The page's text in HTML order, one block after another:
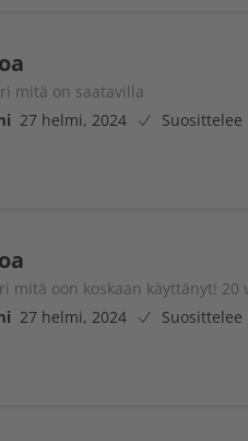
mitä on saatavilla
27 helmi, 2024 Suosittelee
mitä oon koskaan käyttänyt!
27 helmi, 2024 Suosittelee